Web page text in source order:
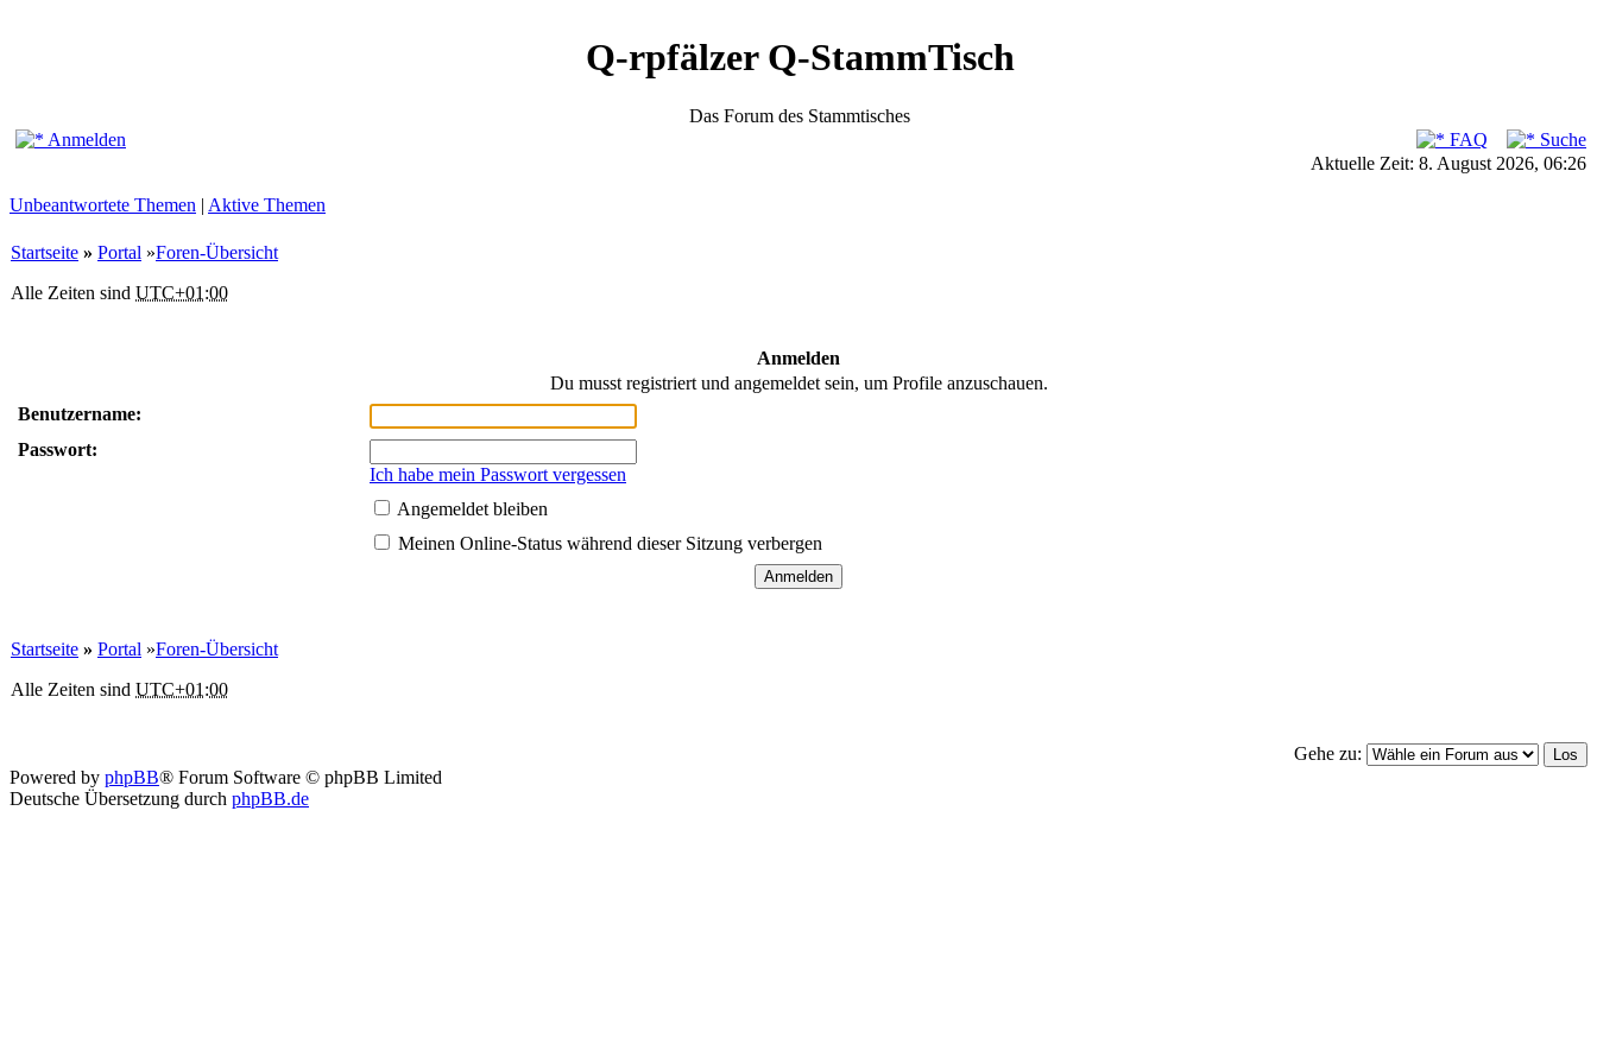
Q-rpfälzer Q-StammTisch
Das Forum des Stammtisches
Anmelden
FAQ
Suche
Aktuelle Zeit: 8. August 2026, 06:26
Unbeantwortete Themen | Aktive Themen
Startseite » Portal »Foren-Übersicht
Alle Zeiten sind UTC+01:00
Anmelden
Du musst registriert und angemeldet sein, um Profile anzuschauen.
Benutzername:
Passwort:
Ich habe mein Passwort vergessen
Angemeldet bleiben
Meinen Online-Status während dieser Sitzung verbergen
Startseite » Portal »Foren-Übersicht
Alle Zeiten sind UTC+01:00
Gehe zu:
Powered by phpBB® Forum Software © phpBB Limited
Deutsche Übersetzung durch phpBB.de